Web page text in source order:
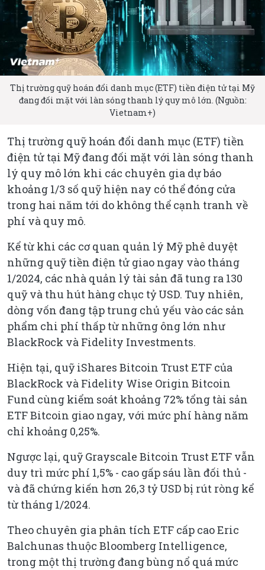
Thị trường quỹ hoán đổi danh mục (ETF) tiền điện tử tại Mỹ
đang đối mặt với làn sóng thanh lý quy mô lớn. (Nguồn:
Vietnam+)
Thị trường quỹ hoán đổi danh mục (ETF) tiền
điện tử tại Mỹ đang đối mặt với làn sóng thanh
lý quy mô lớn khi các chuyên gia dự báo
khoảng 1/3 số quỹ hiện nay có thể đóng cửa
trong hai năm tới do không thể cạnh tranh về
phí và quy mô.
Kể từ khi các cơ quan quản lý Mỹ phê duyệt
những quỹ tiền điện tử giao ngay vào tháng
1/2024, các nhà quản lý tài sản đã tung ra 130
quỹ và thu hút hàng chục tỷ USD. Tuy nhiên,
dòng vốn đang tập trung chủ yếu vào các sản
phẩm chi phí thấp từ những ông lớn như
BlackRock và Fidelity Investments.
Hiện tại, quỹ iShares Bitcoin Trust ETF của
BlackRock và Fidelity Wise Origin Bitcoin
Fund cùng kiểm soát khoảng 72% tổng tài sản
ETF Bitcoin giao ngay, với mức phí hàng năm
chỉ khoảng 0,25%.
Ngược lại, quỹ Grayscale Bitcoin Trust ETF vẫn
duy trì mức phí 1,5% - cao gấp sáu lần đối thủ -
và đã chứng kiến hơn 26,3 tỷ USD bị rút ròng kể
từ tháng 1/2024.
Theo chuyên gia phân tích ETF cấp cao Eric
Balchunas thuộc Bloomberg Intelligence,
trong một thị trường đang bùng nổ quá mức